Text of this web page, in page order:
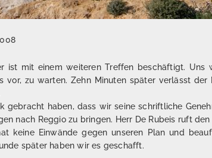
ist mit einem weiteren Treffen beschäftigt. Uns
zu warten. Zehn Minuten später verlässt der
haben, dass wir seine schriftliche
nach Reggio zu bringen. Herr De Rubeis ruft
keine Einwände gegen unseren Plan und
später haben wir es geschafft.